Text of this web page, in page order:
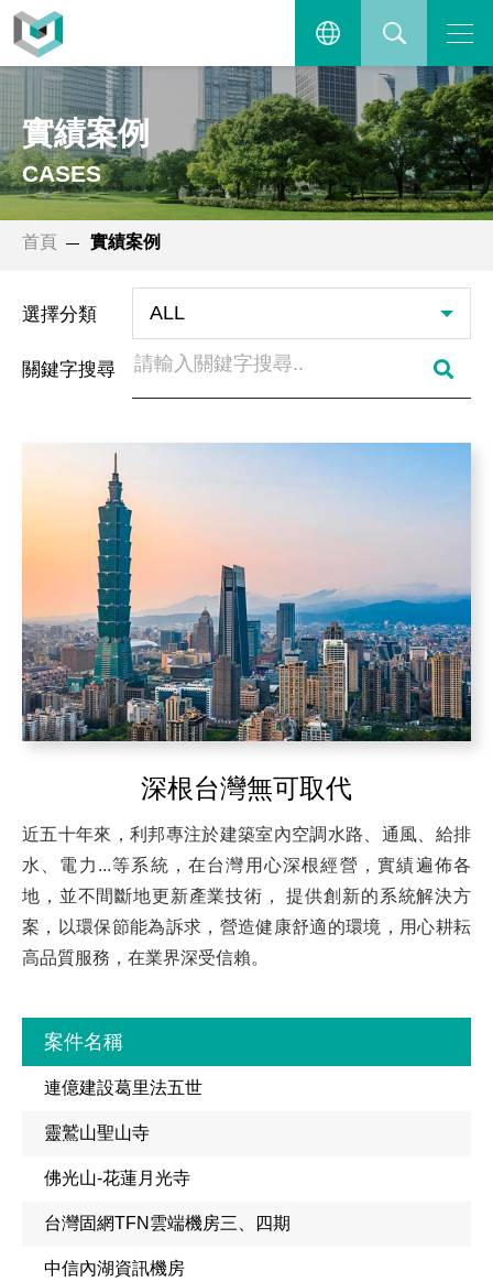
主選單 繁體中文
ENGLISH
搜尋
實績案例
CASES
實績案例
首頁 實績案例
選擇分類
關鍵字搜尋
深根台灣無可取代
近五十年來，利邦專注於建築室內空調水路、通風、給排
水、電力...等系統，在台灣用心深根經營，實績遍佈各
地，並不間斷地更新產業技術， 提供創新的系統解決方
案，以環保節能為訴求，營造健康舒適的環境，用心耕耘
高品質服務，在業界深受信賴。
案件名稱
連億建設葛里法五世
靈鷲山聖山寺
佛光山-花蓮月光寺
台灣固網TFN雲端機房三、四期
中信內湖資訊機房